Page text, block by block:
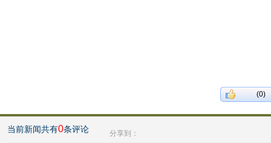
(0)
当前新闻共有0条评论 分享到：